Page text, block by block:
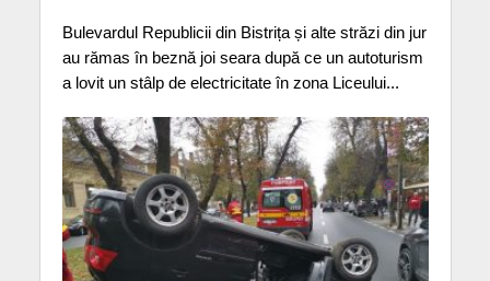
Bulevardul Republicii din Bistrița și alte străzi din jur
au rămas în beznă joi seara după ce un autoturism
a lovit un stâlp de electricitate în zona Liceului...